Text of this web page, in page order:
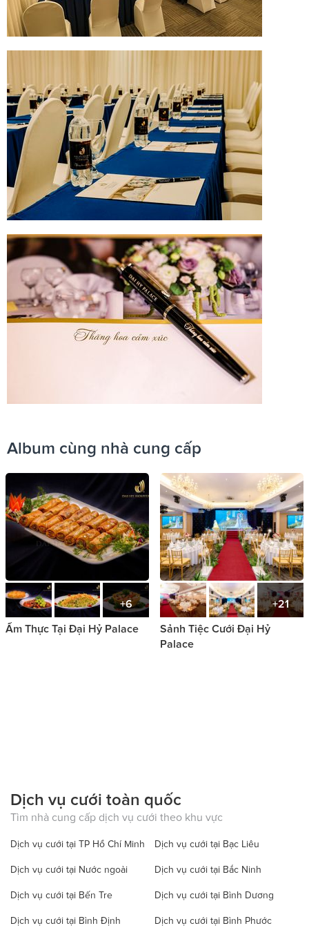
Album cùng nhà cung cấp
+6
Ẩm Thực Tại Đại Hỷ Palace
+21
Sảnh Tiệc Cưới Đại Hỷ
Palace
Dịch vụ cưới toàn quốc
Tìm nhà cung cấp dịch vụ cưới theo khu vực
Dịch vụ cưới tại TP Hồ Chí Minh Dịch vụ cưới tại Bạc Liêu
Dịch vụ cưới tại Nước ngoài Dịch vụ cưới tại Bắc Ninh
Dịch vụ cưới tại Bến Tre Dịch vụ cưới tại Bình Dương
Dịch vụ cưới tại Bình Định Dịch vụ cưới tại Bình Phước